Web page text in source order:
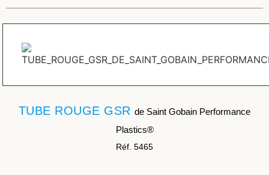
TUBE ROUGE GSRde Saint Gobain Performance
Plastics®
Réf. 5465